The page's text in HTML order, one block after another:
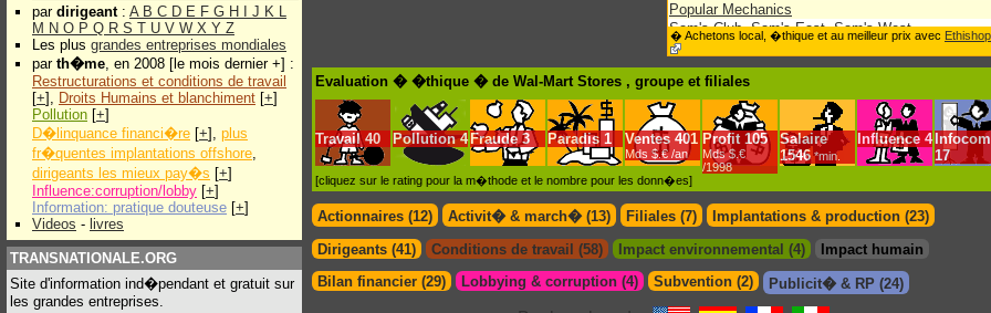
par dirigeant: A B C D E F G H J K L
M N O P Q R S T U V W X Y Z
Les plus grandes entreprises mondiales
par th�me, en 2008 [le mois dernier +] :
Restructurations et conditions de travail
[+], Droits Humains et blanchiment [+]
Pollution [+]
D�linquance financi�re [+], plus
fr�quentes implantations offshore,
dirigeants les mieux pay�s [+]
Influence:corruption/lobby [+]
Information: pratique douteuse [+]
Videos - livres
TRANSNATIONALE.ORG
Site d'information ind�pendant et gratuit sur
les grandes entreprises.
Popular Mechanics
Sam's Club,Sam's East,Sam's West
Todo Dia
Trust-Mart
Wal-Mart,Walmart.com,Walmex
� Achetons local, �thique et au meilleur prix avec Ethishop
Evaluation � �thique � de Wal-Mart Stores , groupe et filiales
Travail 40 Pollution 4 Fraude 3 Paradis 1 Ventes 401
Mds $.€ /an
Profit 105
Mds $.€
/1998
Salaire
1546*min.
Influence 4 Infocom
17
[cliquez sur le rating pour la m�thode et le nombre pour les donn�es]
Actionnaires (12) Activit� & march� (13) Filiales (7)
Implantations & production (23)
Dirigeants (41)
Conditions de travail (58) Impact environnemental (4)
Impact humain
Bilan financier (29)
Lobbying & corruption (4) Subvention (2) Publicit� & RP (24)